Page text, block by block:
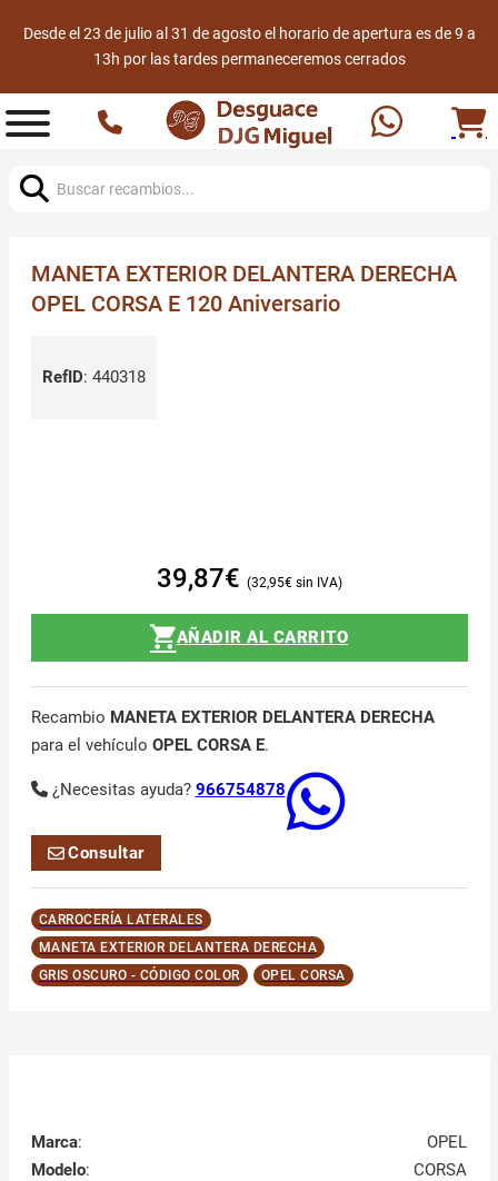
Desde el 23 de julio al 31 de agosto el horario de apertura es de 9 a
13h por las tardes permaneceremos cerrados
MANETA EXTERIOR DELANTERA DERECHA
OPEL CORSA E 120 Aniversario
RefID: 440318
39,87€ 32,95€
AÑADIR AL CARRITO
Recambio MANETA EXTERIOR DELANTERA DERECHA
para el vehículo OPEL CORSA E.
¿Necesitas ayuda? 966754878
Consultar
CARROCERÍA LATERALES
MANETA EXTERIOR DELANTERA DERECHA
GRIS OSCURO - CÓDIGO COLOR
OPEL CORSA
Marca:
OPEL
Modelo:
CORSA